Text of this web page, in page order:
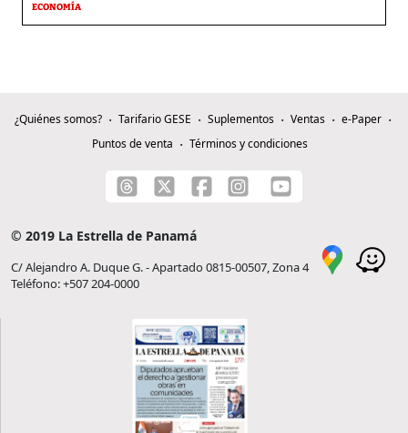
ECONOMÍA
¿Quiénes somos? Tarifario GESE Suplementos Ventas
e-Paper
Puntos de venta
Términos y condiciones
© 2019 La Estrella de Panamá
C/ Alejandro A. Duque G. - Apartado 0815-00507, Zona 4
Teléfono: +507 204-0000